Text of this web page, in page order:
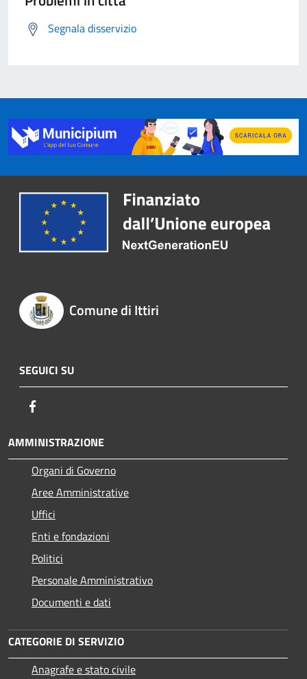
Segnala disservizio
Comune di Ittiri
SEGUICI SU
AMMINISTRAZIONE
Organi di Governo
Aree Amministrative
Uffici
Enti e fondazioni
Politici
Personale Amministrativo
Documenti e dati
CATEGORIE DI SERVIZIO
Anagrafe e stato civile